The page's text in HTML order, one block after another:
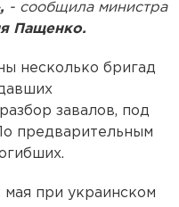
- сообщила министра
Пащенко.
несколько бригад
завалов, под
предварительным
мая при украинском